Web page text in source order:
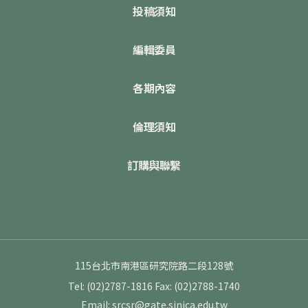
投稿須知
編輯委員
各期內容
倫理須知
訂購與聯繫
115台北市南港區研究院路二段128號
Tel: (02)2787-1816 Fax: (02)2788-1740
Email: srcsr@gate.sinica.edu.tw